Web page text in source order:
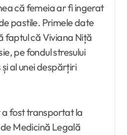
că femeia ar fi ingerat
pastile. Primele date
faptul că Viviana Niță
pe fondul stresului
al unei despărțiri
a fost transportat la
Medicină Legală